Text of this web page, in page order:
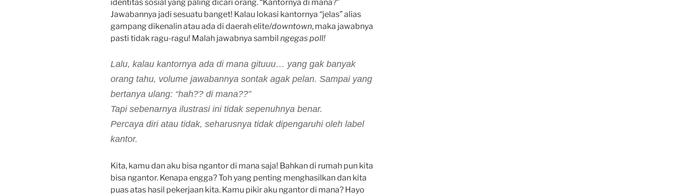
identitas sosial yang paling dicari orang. “Kantornya di mana?”
Jawabannya jadi sesuatu banget! Kalau lokasi kantornya “jelas” alias
gampang dikenalin atau ada di daerah elite/downtown, maka jawabnya
pasti tidak ragu-ragu! Malah jawabnya sambil ngegas poll!
Lalu, kalau kantornya ada di mana gituuu… yang gak banyak
orang tahu, volume jawabannya sontak agak pelan. Sampai yang
bertanya ulang: “hah?? di mana??”
Tapi sebenarnya ilustrasi ini tidak sepenuhnya benar.
Percaya diri atau tidak, seharusnya tidak dipengaruhi oleh label
kantor.
Kita, kamu dan aku bisa ngantor di mana saja! Bahkan di rumah pun kita
bisa ngantor. Kenapa engga? Toh yang penting menghasilkan dan kita
puas atas hasil pekerjaan kita. Kamu pikir aku ngantor di mana? Hayo